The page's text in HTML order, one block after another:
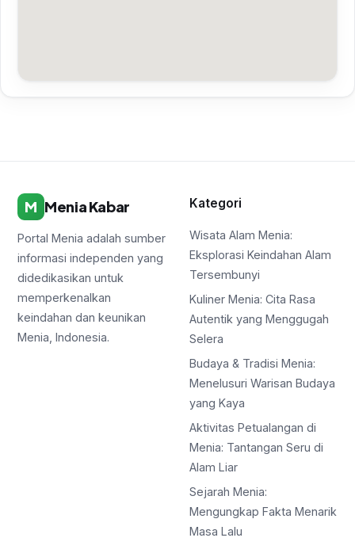
M Menia Kabar
Portal Menia adalah sumber
informasi independen yang
didedikasikan untuk
memperkenalkan
keindahan dan keunikan
Menia, Indonesia.
Kategori
Wisata Alam Menia:
Eksplorasi Keindahan Alam
Tersembunyi
Kuliner Menia: Cita Rasa
Autentik yang Menggugah
Selera
Budaya & Tradisi Menia:
Menelusuri Warisan Budaya
yang Kaya
Aktivitas Petualangan di
Menia: Tantangan Seru di
Alam Liar
Sejarah Menia:
Mengungkap Fakta Menarik
Masa Lalu